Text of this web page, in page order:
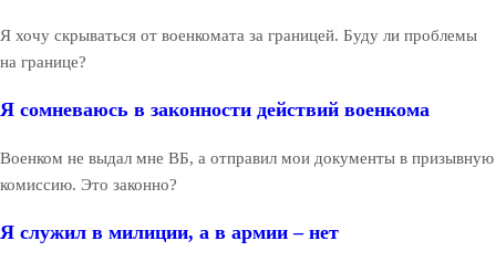
Я хочу скрываться от военкомата за границей. Буду ли проблемы
на границе?
Я сомневаюсь в законности действий военкома
Военком не выдал мне ВБ, а отправил мои документы в призывную
комиссию. Это законно?
Я служил в милиции, а в армии – нет